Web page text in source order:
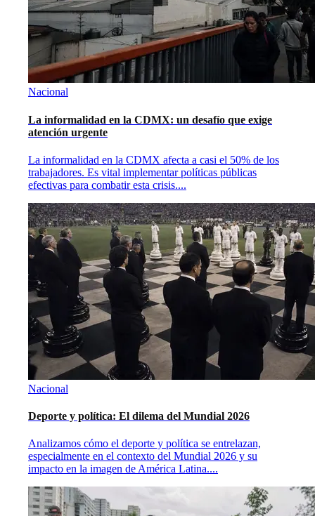
Nacional
La informalidad en la CDMX: un desafío que exige
atención urgente
La informalidad en la CDMX afecta a casi el 50% de los
trabajadores. Es vital implementar políticas públicas
efectivas para combatir esta crisis....
Nacional
Deporte y política: El dilema del Mundial 2026
Analizamos cómo el deporte y política se entrelazan,
especialmente en el contexto del Mundial 2026 y su
impacto en la imagen de América Latina....